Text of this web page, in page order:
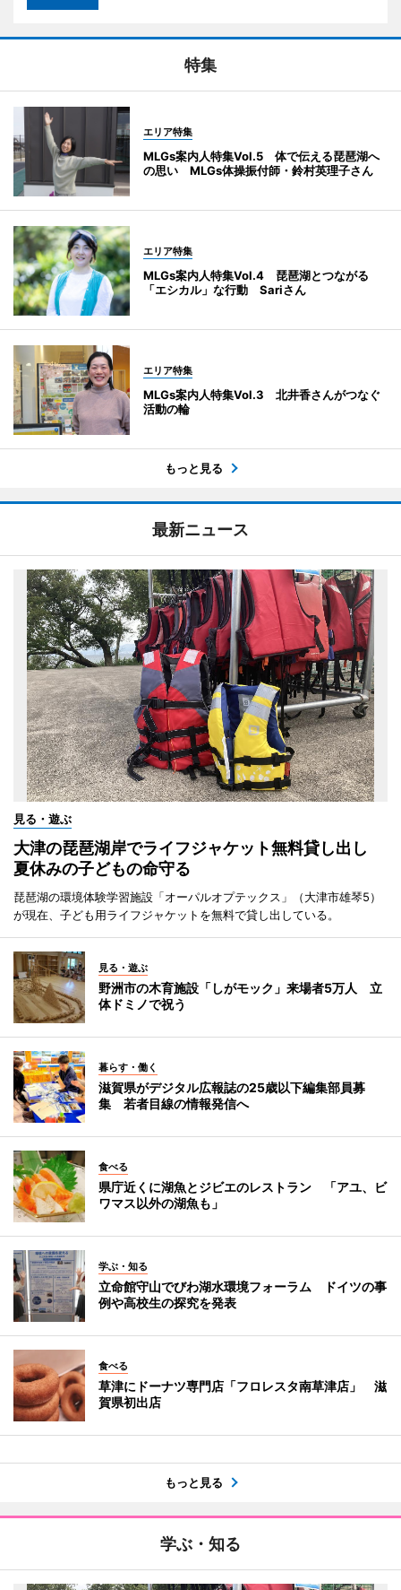
特集
エリア特集
MLGs案内人特集Vol.5 体で伝える琵琶湖へ
の思い MLGs体操振付師・鈴村英理子さん
エリア特集
MLGs案内人特集Vol.4 琵琶湖とつながる
「エシカル」な行動 Sariさん
エリア特集
MLGs案内人特集Vol.3 北井香さんがつなぐ
活動の輪
もっと見る
最新ニュース
見る・遊ぶ
大津の琵琶湖岸でライフジャケット無料貸し出し
夏休みの子どもの命守る
琵琶湖の環境体験学習施設「オーパルオプテックス」（大津市雄琴5）
が現在、子ども用ライフジャケットを無料で貸し出している。
見る・遊ぶ
野洲市の木育施設「しがモック」来場者5万人 立
体ドミノで祝う
暮らす・働く
滋賀県がデジタル広報誌の25歳以下編集部員募
集 若者目線の情報発信へ
食べる
県庁近くに湖魚とジビエのレストラン 「アユ、ビ
ワマス以外の湖魚も」
学ぶ・知る
立命館守山でびわ湖水環境フォーラム ドイツの事
例や高校生の探究を発表
食べる
草津にドーナツ専門店「フロレスタ南草津店」 滋
賀県初出店
もっと見る
学ぶ・知る